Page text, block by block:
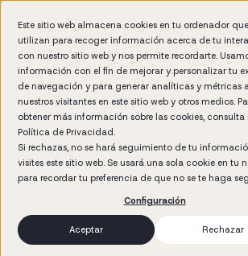
Este sitio web almacena cookies en tu ordenador
utilizan para recoger información acerca de tu
con nuestro sitio web y nos permite recordarte.
información con el fin de mejorar y personalizar tu
de navegación y para generar analíticas y métricas
nuestros visitantes en este sitio web y otros medios.
obtener más información sobre las cookies, consulta
Política de Privacidad.
Si rechazas, no se hará seguimiento de tu
visites este sitio web. Se usará una sola cookie en tu
para recordar tu preferencia de que no se te haga
Configuración
Aceptar Rechazar
Términos,
condiciones
políticas de
servicios